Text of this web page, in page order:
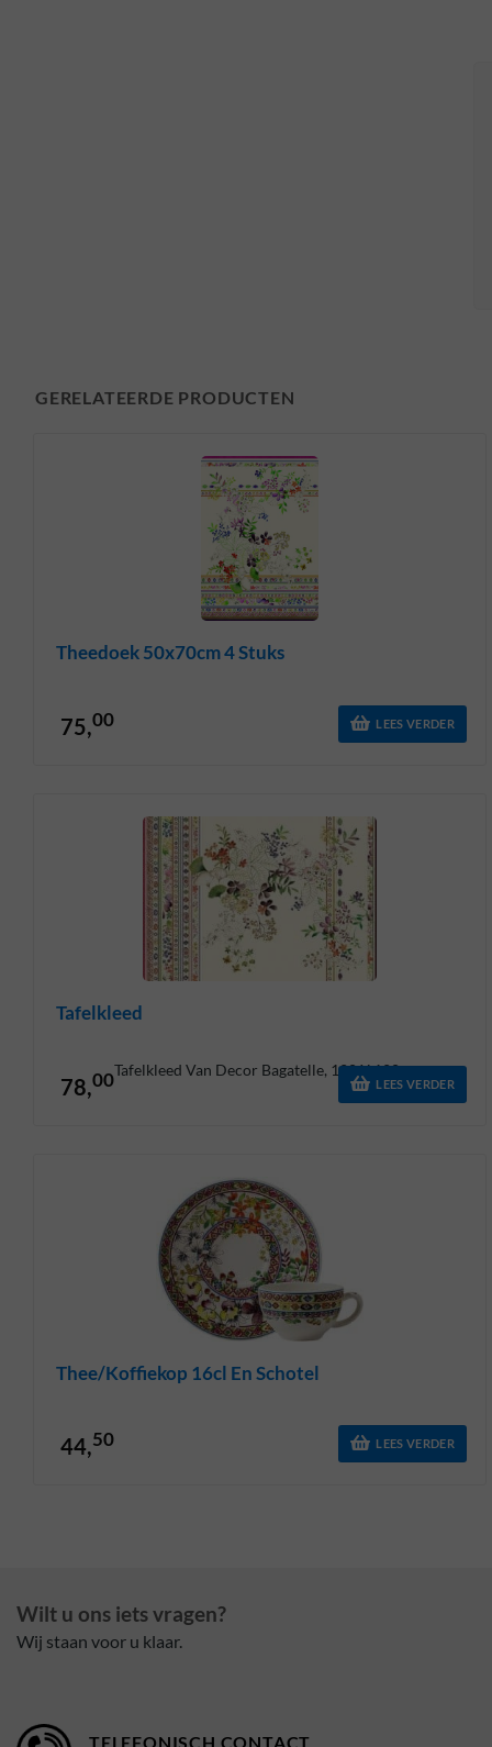
GERELATEERDE PRODUCTEN
Theedoek 50x70cm 4 Stuks
75,00 LEES VERDER
Tafelkleed
78,00Tafelkleed Van Decor Bagatelle, 120 X 120
LEES VERDER
Thee/koffiekop 16cl En Schotel
44,50 LEES VERDER
Wilt u ons iets vragen?
Wij staan voor u klaar.
TELEFONISCH CONTACT